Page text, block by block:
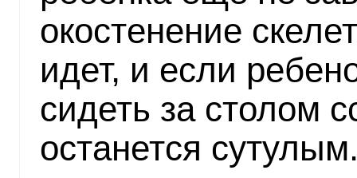
окостенение
идет, и если
сидеть за столом
останется